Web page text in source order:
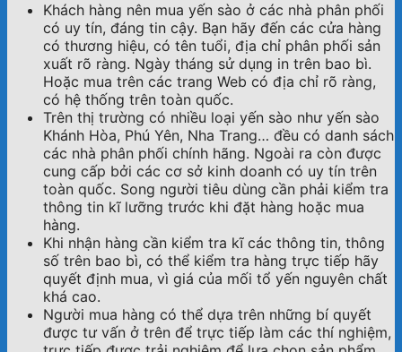
Khách hàng nên mua yến sào ở các nhà phân phối
có uy tín, đáng tin cậy. Bạn hãy đến các cửa hàng
có thương hiệu, có tên tuổi, địa chỉ phân phối sản
xuất rõ ràng. Ngày tháng sử dụng in trên bao bì.
Hoặc mua trên các trang Web có địa chỉ rõ ràng,
có hệ thống trên toàn quốc.
Trên thị trường có nhiều loại yến sào như yến sào
Khánh Hòa, Phú Yên, Nha Trang… đều có danh sách
các nhà phân phối chính hãng. Ngoài ra còn được
cung cấp bởi các cơ sở kinh doanh có uy tín trên
toàn quốc. Song người tiêu dùng cần phải kiểm tra
thông tin kĩ lưỡng trước khi đặt hàng hoặc mua
hàng.
Khi nhận hàng cần kiểm tra kĩ các thông tin, thông
số trên bao bì, có thể kiểm tra hàng trực tiếp hãy
quyết định mua, vì giá của mối tổ yến nguyên chất
khá cao.
Người mua hàng có thể dựa trên những bí quyết
được tư vấn ở trên để trực tiếp làm các thí nghiệm,